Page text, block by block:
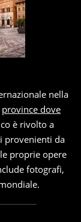
nella
province dove
è rivolto a
provenienti da
proprie opere
fotografi,